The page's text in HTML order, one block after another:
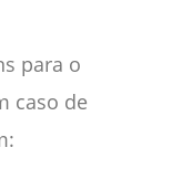
para o
caso de